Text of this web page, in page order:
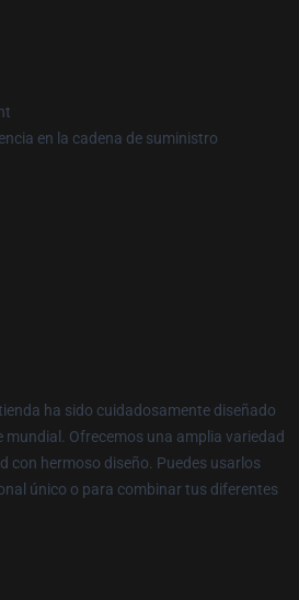
en la cadena de suministro
ha sido cuidadosamente diseñado
mundial. Ofrecemos una amplia variedad
con hermoso diseño. Puedes usarlos
único o para combinar tus diferentes